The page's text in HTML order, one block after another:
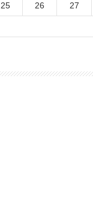
25 26 27